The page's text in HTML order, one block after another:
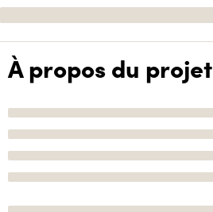
À propos du projet